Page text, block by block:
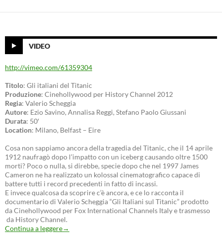
VIDEO
http://vimeo.com/61359304
Titolo: Gli italiani del Titanic
Produzione: Cinehollywood per History Channel 2012
Regia: Valerio Scheggia
Autore: Ezio Savino, Annalisa Reggi, Stefano Paolo Giussani
Durata: 50′
Location: Milano, Belfast – Eire
Cosa non sappiamo ancora della tragedia del Titanic, che il 14 aprile
1912 naufragò dopo l’impatto con un iceberg causando oltre 1500
morti? Poco o nulla, si direbbe, specie dopo che nel 1997 James
Cameron ne ha realizzato un kolossal cinematografico capace di
battere tutti i record precedenti in fatto di incassi.
E invece qualcosa da scoprire c’è ancora, e ce lo racconta il
documentario di Valerio Scheggia “Gli Italiani sul Titanic” prodotto
da Cinehollywood per Fox International Channels Italy e trasmesso
da History Channel.
Continua a leggere→